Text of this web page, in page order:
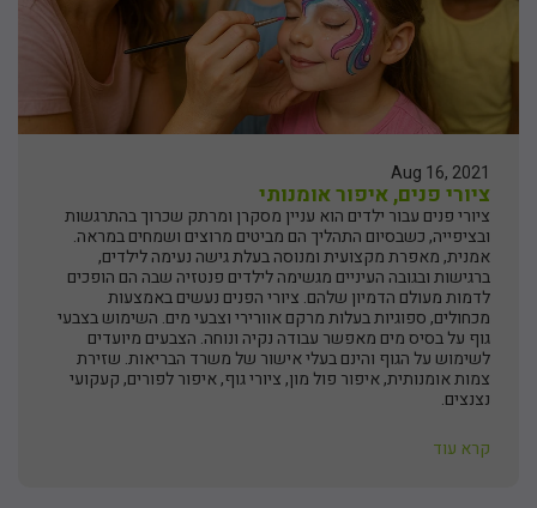
Aug 16, 2021
ציורי פנים, איפור אומנותי
ציורי פנים עבור ילדים הוא עניין מסקרן ומרתק שכרוך בהתרגשות
ובציפייה, כשבסיום התהליך הם מביטים מרוצים ושמחים במראה.
אמנית, מאפרת מקצועית ומנוסה בעלת גישה נעימה לילדים,
ברגישות ובגובה העיניים מגשימה לילדים פנטזיה שבה הם הופכים
לדמות מעולם הדמיון שלהם. ציורי הפנים נעשים באמצעות
מכחולים, ספוגיות בעלות מרקם אוורירי וצבעי מים. השימוש בצבעי
גוף על בסיס מים מאפשר עבודה נקיה ונוחה. הצבעים מיועדים
לשימוש על הגוף והינם בעלי אישור של משרד הבריאות. שזירת
צמות אומנותית, איפור פול מון, ציורי גוף, איפור לפורים, קעקועי
נצנצים.
קרא עוד